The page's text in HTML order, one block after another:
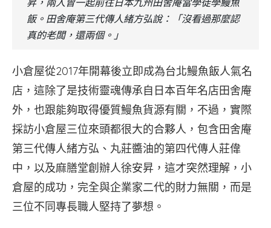
飯。田舍庵第三代傳人緒方弘說：「沒看過那麼認
真的老闆，還兩個。」
小倉屋從2017年開幕後立即成為台北鰻魚飯人氣名
店，這除了是技術靈魂傳承自日本百年名店田舍庵
外，也跟能夠取得優質鰻魚貨源有關，不過，實際
採訪小倉屋三位來頭都很大的合夥人，包含田舍庵
第三代傳人緒方弘、丸莊醬油的第四代傳人莊偉
中，以及麻膳堂創辦人徐安昇，這才突然理解，小
倉屋的成功，完全與企業家二代的財力無關，而是
三位不同專長職人堅持了夢想。